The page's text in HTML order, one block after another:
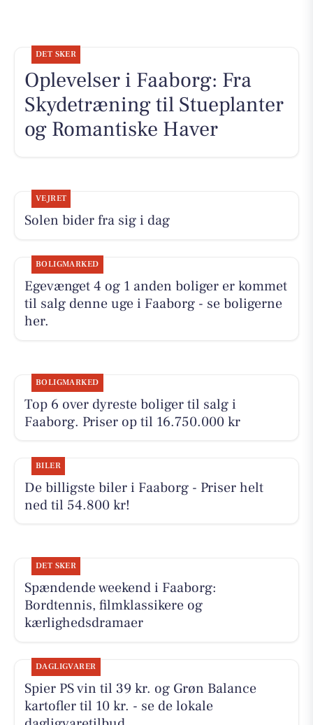
DET SKER
Oplevelser i Faaborg: Fra
Skydetræning til Stueplanter
og Romantiske Haver
VEJRET
Solen bider fra sig i dag
BOLIGMARKED
Egevænget 4 og 1 anden boliger er kommet
til salg denne uge i Faaborg - se boligerne
her.
BOLIGMARKED
Top 6 over dyreste boliger til salg i
Faaborg. Priser op til 16.750.000 kr
BILER
De billigste biler i Faaborg - Priser helt
ned til 54.800 kr!
DET SKER
Spændende weekend i Faaborg:
Bordtennis, filmklassikere og
kærlighedsdramaer
DAGLIGVARER
Spier PS vin til 39 kr. og Grøn Balance
kartofler til 10 kr. - se de lokale